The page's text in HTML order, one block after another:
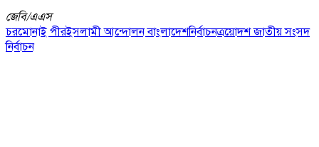
জেবি/এএস
চরমোনাই পীরইসলামী আন্দোলন বাংলাদেশনির্বাচনত্রয়োদশ জাতীয় সংসদ
নির্বাচন